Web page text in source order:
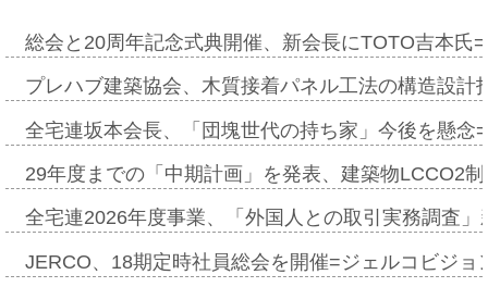
総会と20周年記念式典開催、新会長にTOTO吉本氏
プレハブ建築協会、木質接着パネル工法の構造設
全宅連坂本会長、「団塊世代の持ち家」今後を懸
29年度までの「中期計画」を発表、建築物LCCO2
全宅連2026年度事業、「外国人との取引実務調査
JERCO、18期定時社員総会を開催=ジェルコビジ